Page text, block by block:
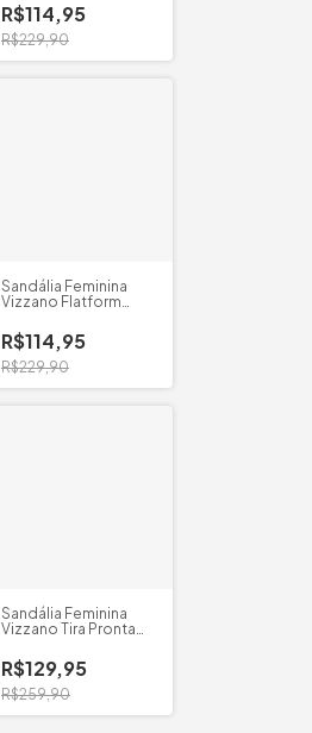
R$114,95
R$229,90
Sandália Feminina
Vizzano Flatform
R$114,95
R$229,90
Sandália Feminina
Vizzano Tira Pronta
R$129,95
R$259,90